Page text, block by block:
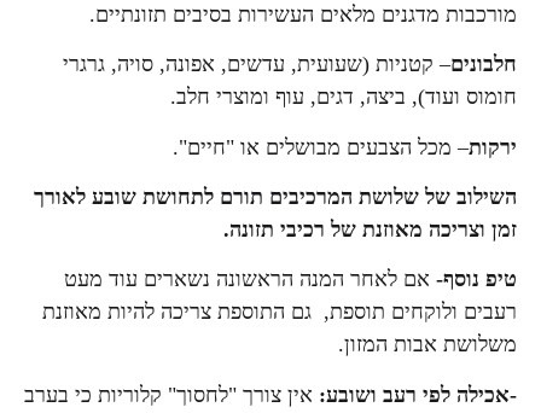
מורכבות מדגנים מלאים העשירות בסיבים תזונתיים.
חלבונים– קטניות (שעועית, עדשים, אפונה, סויה, גרגרי
חומוס ועוד), ביצה, דגים, עוף ומוצרי חלב.
ירקות– מכל הצבעים מבושלים או "חיים".
השילוב של שלושת המרכיבים תורם לתחושת שובע לאורך
זמן וצריכה מאוזנת של רכיבי תזונה.
טיפ נוסף- אם לאחר המנה הראשונה נשארים עוד מעט
רעבים ולוקחים תוספת, גם התוספת צריכה להיות מאוזנת
משלושת אבות המזון.
-אכילה לפי רעב ושובע: אין צורך "לחסוך" קלוריות כי בערב